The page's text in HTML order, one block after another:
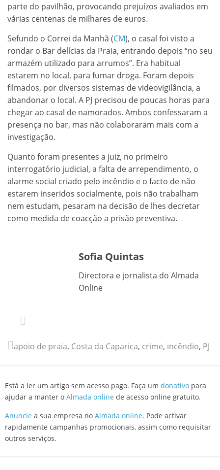
parte do pavilhão, provocando prejuízos avaliados em
várias centenas de milhares de euros.
Sefundo o Correi da Manhã (CM), o casal foi visto a
rondar o Bar delícias da Praia, entrando depois “no seu
armazém utilizado para arrumos”. Era habitual
estarem no local, para fumar droga. Foram depois
filmados, por diversos sistemas de videovigilância, a
abandonar o local. A PJ precisou de poucas horas para
chegar ao casal de namorados. Ambos confessaram a
presença no bar, mas não colaboraram mais com a
investigação.
Quanto foram presentes a juiz, no primeiro
interrogatório judicial, a falta de arrependimento, o
alarme social criado pelo incêndio e o facto de não
estarem inseridos socialmente, pois não trabalham
nem estudam, pesaram na decisão de lhes decretar
como medida de coacção a prisão preventiva.
Sofia Quintas
Directora e jornalista do Almada
Online
apoio de praia, Costa da Caparica, crime, incêndio, PJ
Está a ler um artigo sem acesso pago. Faça um donativo para
ajudar a manter o Almada online de acesso online gratuito.
Anuncie a sua empresa no Almada online. Pode activar
rapidamente campanhas promocionais, assim como requisitar
outros serviços.